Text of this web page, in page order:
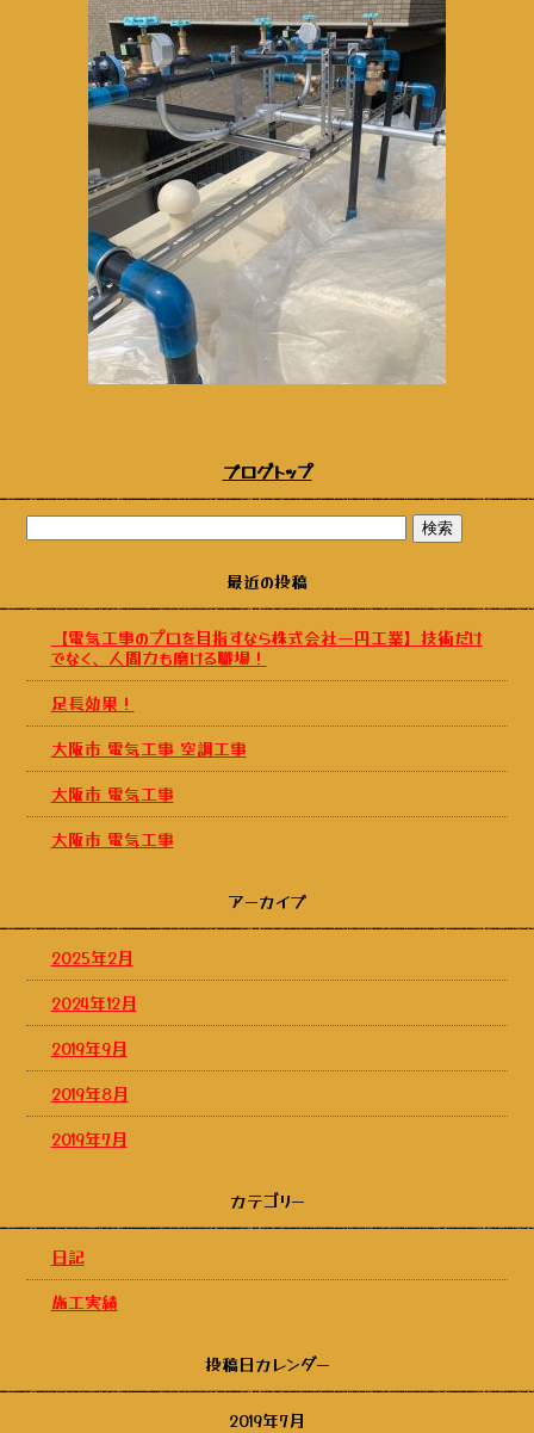
ブログトップ
最近の投稿
【電気工事のプロを目指すなら株式会社一円工業】技術だけ
でなく、人間力も磨ける職場！
足長効果！
大阪市 電気工事 空調工事
大阪市 電気工事
大阪市 電気工事
アーカイブ
2025年2月
2024年12月
2019年9月
2019年8月
2019年7月
カテゴリー
日記
施工実績
投稿日カレンダー
2019年7月